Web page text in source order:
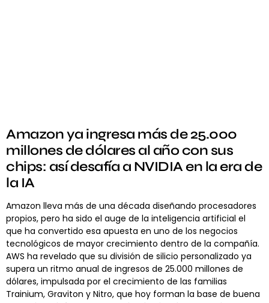
Amazon ya ingresa más de 25.000
millones de dólares al año con sus
chips: así desafía a NVIDIA en la era de
la IA
Amazon lleva más de una década diseñando procesadores
propios, pero ha sido el auge de la inteligencia artificial el
que ha convertido esa apuesta en uno de los negocios
tecnológicos de mayor crecimiento dentro de la compañía.
AWS ha revelado que su división de silicio personalizado ya
supera un ritmo anual de ingresos de 25.000 millones de
dólares, impulsada por el crecimiento de las familias
Trainium, Graviton y Nitro, que hoy forman la base de buena